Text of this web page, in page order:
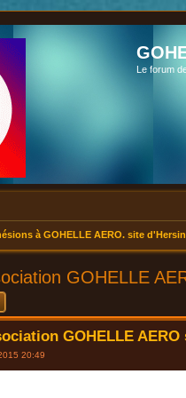
Le forum
à GOHELLE AERO. site
GOHELLE
GOHELLE
20:49